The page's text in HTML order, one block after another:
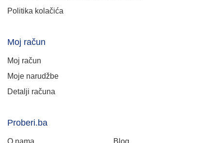
Politika kolačića
Moj račun
Moj račun
Moje narudžbe
Detalji računa
Proberi.ba
O nama
Blog